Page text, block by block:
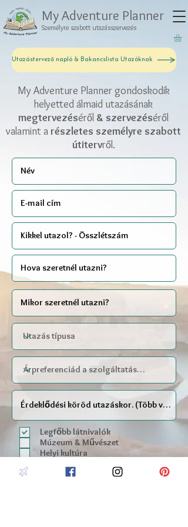
My Adventure Planner
Személyre szabott utazásszervezés
Utazástervező napló & Bakancslista Utazóknak
My Adventure Planner gondoskodik
helyetted álmaid utazásának
megtervezéséről & szervezéséről
valamint a részletes személyre szabott
útitervről.
Legfőbb látnivalók
Múzeum & Művészet
Helyi kultúra